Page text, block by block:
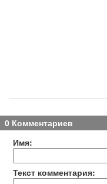
0 Комментариев
Имя:
Текст комментария: